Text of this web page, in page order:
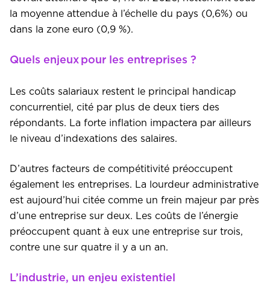
la moyenne attendue à l’échelle du pays (0,6%) ou
dans la zone euro (0,9 %).
Quels enjeux pour les entreprises ?
Les coûts salariaux restent le principal handicap
concurrentiel, cité par plus de deux tiers des
répondants. La forte inflation impactera par ailleurs
le niveau d’indexations des salaires.
D’autres facteurs de compétitivité préoccupent
également les entreprises. La lourdeur administrative
est aujourd’hui citée comme un frein majeur par près
d’une entreprise sur deux. Les coûts de l’énergie
préoccupent quant à eux une entreprise sur trois,
contre une sur quatre il y a un an.
L’industrie, un enjeu existentiel